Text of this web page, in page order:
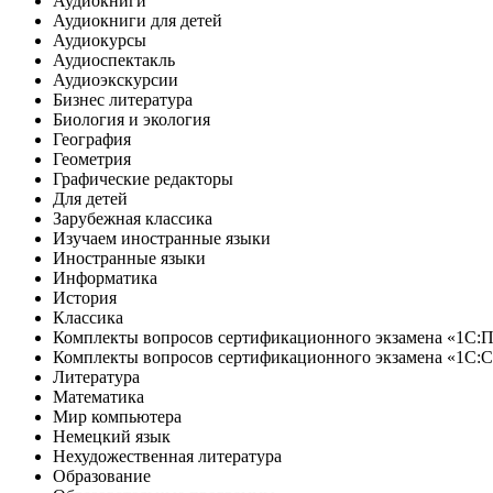
Аудиокниги для детей
Аудиокурсы
Аудиоспектакль
Аудиоэкскурсии
Бизнес литература
Биология и экология
География
Геометрия
Графические редакторы
Для детей
Зарубежная классика
Изучаем иностранные языки
Иностранные языки
Информатика
История
Классика
Комплекты вопросов сертификационного экзамена
Комплекты вопросов сертификационного экзамена
Литература
Математика
Мир компьютера
Немецкий язык
Нехудожественная литература
Образование